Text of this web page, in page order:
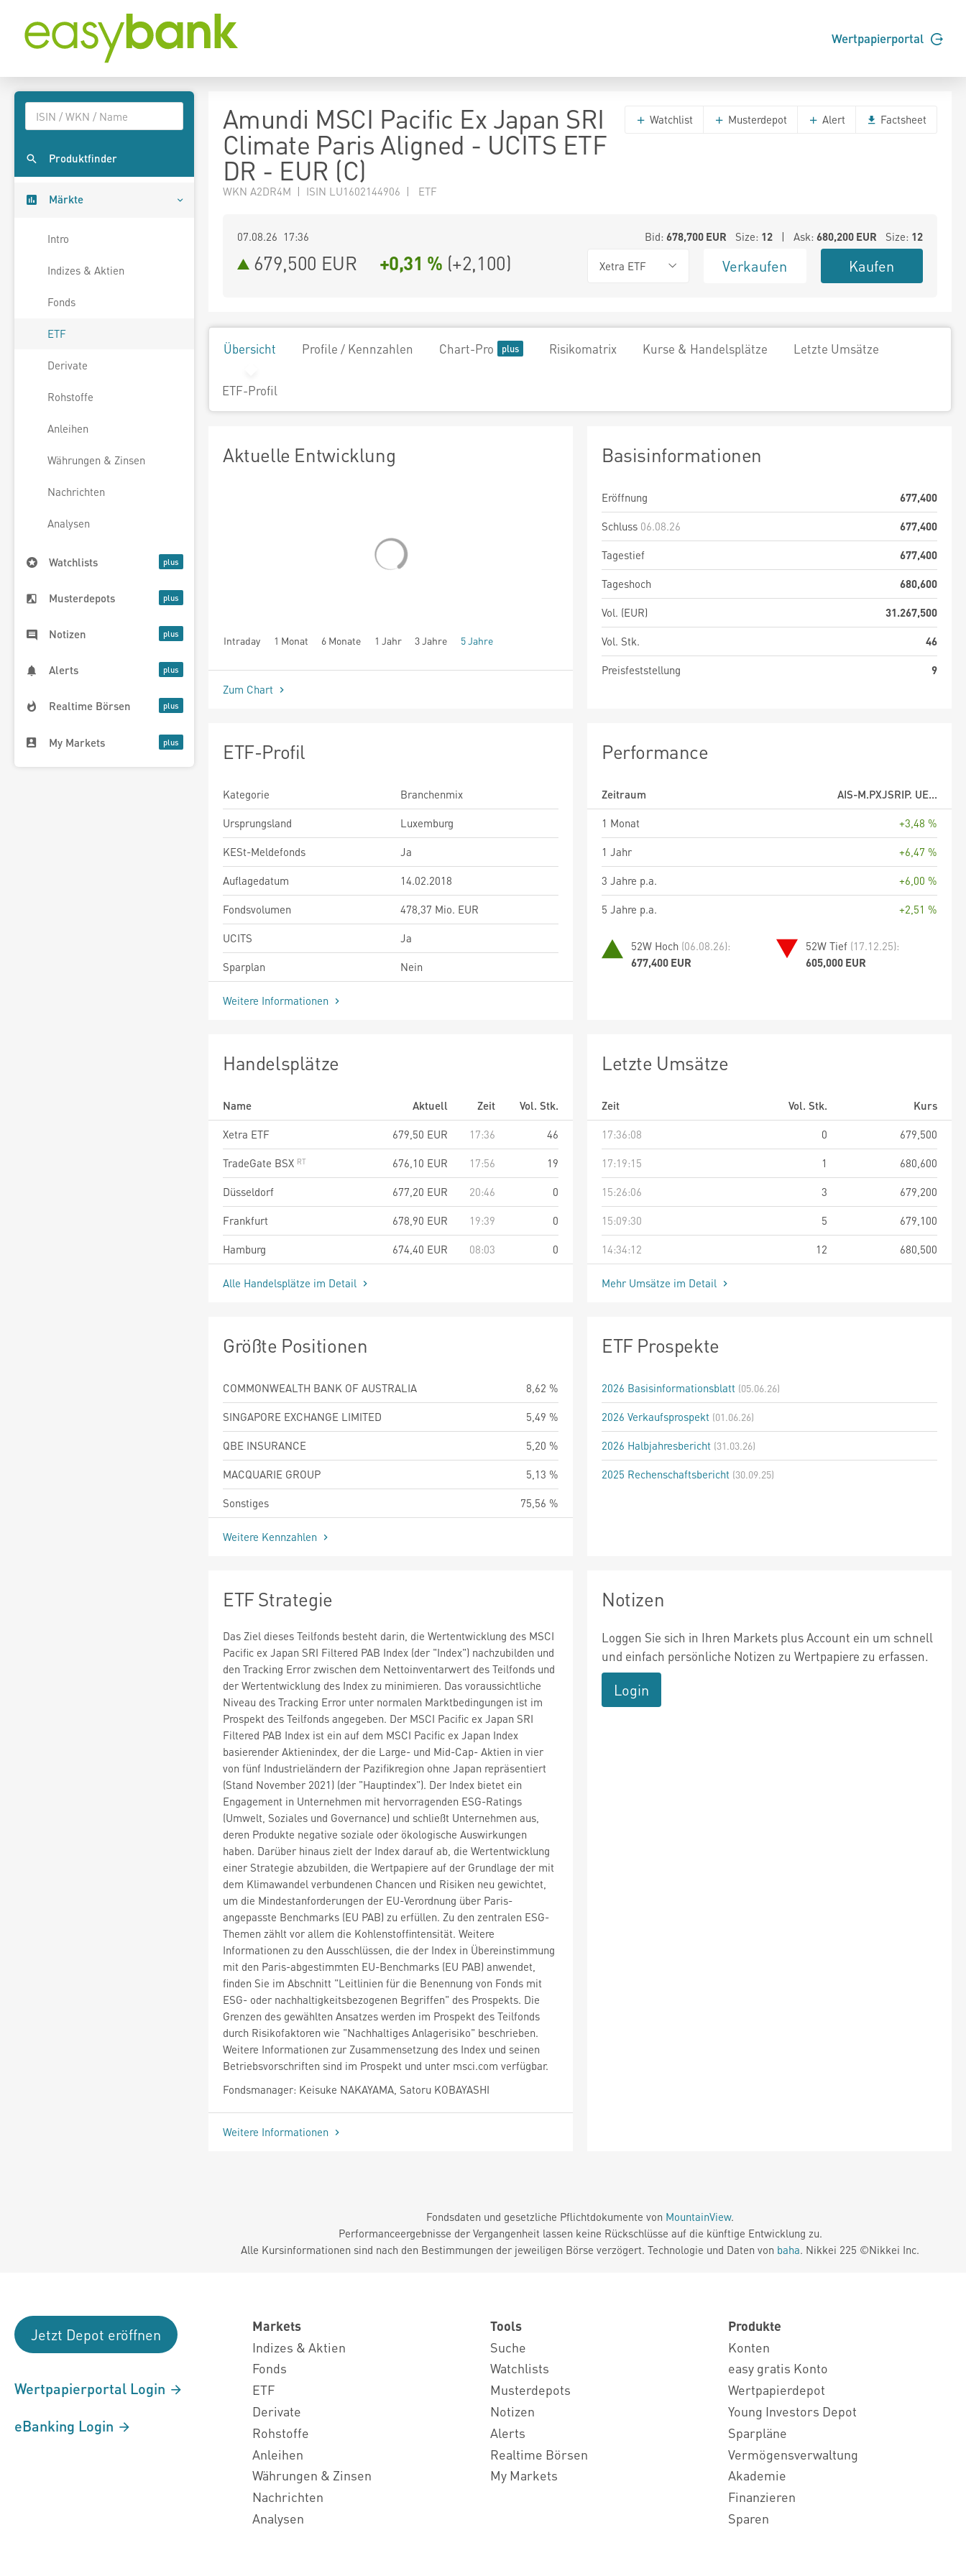
Wertpapierportal
Produktfinder
Märkte
Intro
Indizes & Aktien
Fonds
ETF
Derivate
Rohstoffe
Anleihen
Währungen & Zinsen
Nachrichten
Analysen
Watchlists
Musterdepots
Notizen
Alerts
Realtime Börsen
My Markets
Amundi MSCI Pacific Ex Japan SRI
Climate Paris Aligned - UCITS ETF
DR - EUR (C)
WKN A2DR4M | ISIN LU1602144906 | ETF
Watchlist Musterdepot Alert Factsheet
07.08.26 17:36 Bid: 678,700EUR Size: 12| Ask: 680,200EUR Size: 12
679,500 EUR +0,31 % (+2,100) Xetra ETF Verkaufen Kaufen
Übersicht Profile / Kennzahlen Chart-Pro Risikomatrix Kurse & Handelsplätze Letzte Umsätze
ETF-Profil
Aktuelle Entwicklung
Intraday 1 Monat 6 Monate 1 Jahr 3 Jahre 5 Jahre
seit Beginn
Zum Chart
Basisinformationen
Eröffnung
677,400
Schluss 06.08.26
677,400
Tagestief
677,400
Tageshoch
680,600
Vol. (EUR)
31.267,500
Vol. Stk.
46
Preisfeststellung
9
ETF-Profil
Kategorie
Branchenmix
Ursprungsland
Luxemburg
KESt-Meldefonds
Ja
Auflagedatum
14.02.2018
Fondsvolumen
478,37 Mio. EUR
UCITS
Ja
Sparplan
Nein
Weitere Informationen
Performance
Zeitraum
AIS-M.PXJSRIP. UE...
1 Monat
+3,48 %
1 Jahr
+6,47 %
3 Jahre p.a.
+6,00 %
5 Jahre p.a.
+2,51 %
52W Hoch (06.08.26):
677,400 EUR
52W Tief (17.12.25):
605,000 EUR
Handelsplätze
Name Aktuell Zeit
Vol. Stk.
Xetra ETF
679,50 EUR 17:36
46
TradeGate BSX
676,10 EUR 17:56
19
Düsseldorf
677,20 EUR 20:46
0
Frankfurt
678,90 EUR 19:39
0
Hamburg
674,40 EUR 08:03 0
Alle Handelsplätze im Detail
Letzte Umsätze
Zeit Vol. Stk.
Kurs
17:36:08
0
679,500
17:19:15
1
680,600
15:26:06
3
679,200
15:09:30
5
679,100
14:34:12
12 680,500
Mehr Umsätze im Detail
Größte Positionen
COMMONWEALTH BANK OF AUSTRALIA
8,62 %
SINGAPORE EXCHANGE LIMITED
5,49 %
QBE INSURANCE
5,20 %
MACQUARIE GROUP
5,13 %
Sonstiges
75,56 %
Weitere Kennzahlen
ETF Prospekte
2026 Basisinformationsblatt (05.06.26)
2026 Verkaufsprospekt (01.06.26)
2026 Halbjahresbericht (31.03.26)
2025 Rechenschaftsbericht (30.09.25)
ETF Strategie
Das Ziel dieses Teilfonds besteht darin, die Wertentwicklung des MSCI
Pacific ex Japan SRI Filtered PAB Index (der "Index") nachzubilden und
den Tracking Error zwischen dem Nettoinventarwert des Teilfonds und
der Wertentwicklung des Index zu minimieren. Das voraussichtliche
Niveau des Tracking Error unter normalen Marktbedingungen ist im
Prospekt des Teilfonds angegeben. Der MSCI Pacific ex Japan SRI
Filtered PAB Index ist ein auf dem MSCI Pacific ex Japan Index
basierender Aktienindex, der die Large- und Mid-Cap- Aktien in vier
von fünf Industrieländern der Pazifikregion ohne Japan repräsentiert
(Stand November 2021) (der "Hauptindex"). Der Index bietet ein
Engagement in Unternehmen mit hervorragenden ESG-Ratings
(Umwelt, Soziales und Governance) und schließt Unternehmen aus,
deren Produkte negative soziale oder ökologische Auswirkungen
haben. Darüber hinaus zielt der Index darauf ab, die Wertentwicklung
einer Strategie abzubilden, die Wertpapiere auf der Grundlage der mit
dem Klimawandel verbundenen Chancen und Risiken neu gewichtet,
um die Mindestanforderungen der EU-Verordnung über Paris-
angepasste Benchmarks (EU PAB) zu erfüllen. Zu den zentralen ESG-
Themen zählt vor allem die Kohlenstoffintensität. Weitere
Informationen zu den Ausschlüssen, die der Index in Übereinstimmung
mit den Paris-abgestimmten EU-Benchmarks (EU PAB) anwendet,
finden Sie im Abschnitt "Leitlinien für die Benennung von Fonds mit
ESG- oder nachhaltigkeitsbezogenen Begriffen" des Prospekts. Die
Grenzen des gewählten Ansatzes werden im Prospekt des Teilfonds
durch Risikofaktoren wie "Nachhaltiges Anlagerisiko" beschrieben.
Weitere Informationen zur Zusammensetzung des Index und seinen
Betriebsvorschriften sind im Prospekt und unter msci.com verfügbar.
Fondsmanager: Keisuke NAKAYAMA, Satoru KOBAYASHI
Weitere Informationen
Notizen
Loggen Sie sich in Ihren Markets plus Account ein um schnell
und einfach persönliche Notizen zu Wertpapiere zu erfassen.
Login
Fondsdaten und gesetzliche Pflichtdokumente von MountainView.
Performanceergebnisse der Vergangenheit lassen keine Rückschlüsse auf die künftige Entwicklung zu.
Alle Kursinformationen sind nach den Bestimmungen der jeweiligen Börse verzögert. Technologie und Daten von baha. Nikkei 225 ©Nikkei Inc.
Jetzt Depot eröffnen
Wertpapierportal Login
eBanking Login
Markets
Indizes & Aktien
Fonds
ETF
Derivate
Rohstoffe
Anleihen
Währungen & Zinsen
Nachrichten
Analysen
Tools
Suche
Watchlists
Musterdepots
Notizen
Alerts
Realtime Börsen
My Markets
Produkte
Konten
easy gratis Konto
Wertpapierdepot
Young Investors Depot
Sparpläne
Vermögensverwaltung
Akademie
Finanzieren
Sparen